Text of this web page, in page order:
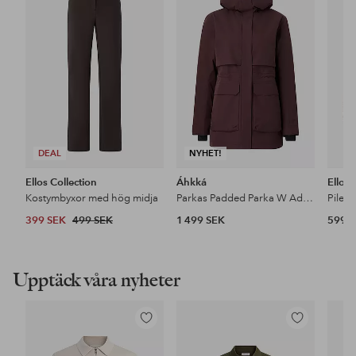
DEAL
Ellos Collection
Kostymbyxor med hög midja
399 SEK 499 SEK
NYHET!
favoriter
Áhkká
Parkas Padded Parka W Adjustable Waist
1 499 SEK
Ellos
599
Upptäck våra nyheter
Lägg
Lägg